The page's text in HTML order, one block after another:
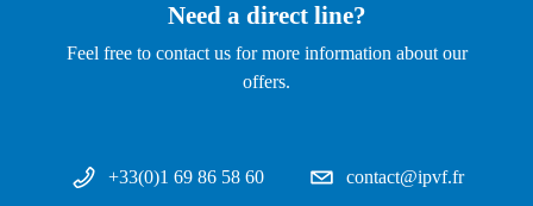
Need a direct line?
Feel free to contact us for more information about our
offers.
+33(0)1 69 86 58 60 contact@ipvf.fr